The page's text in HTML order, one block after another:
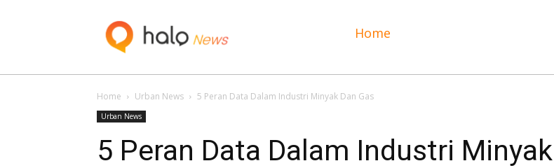
Home
Home Urban News 5 Peran Data Dalam Industri Minyak Dan Gas
Urban News
5 Peran Data Dalam Industri Minyak